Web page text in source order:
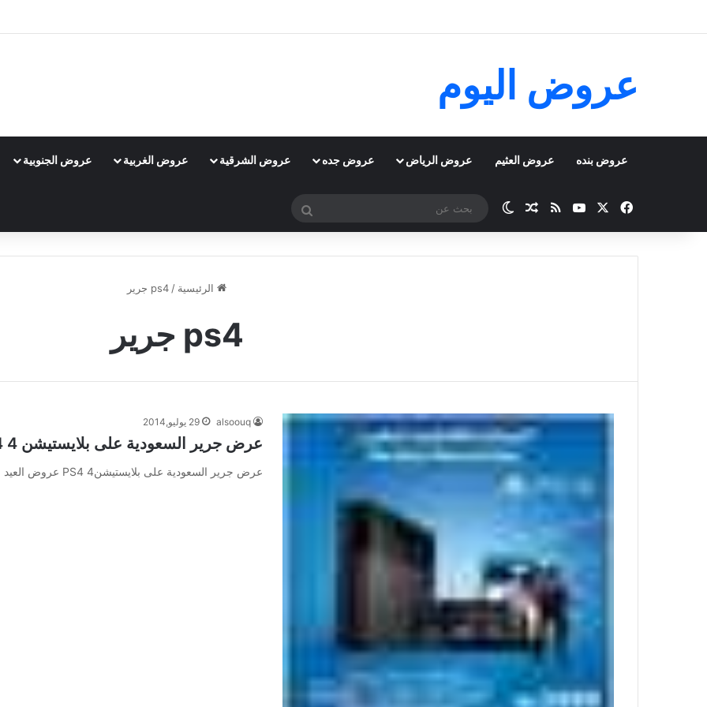
عروض اليوم
عروض بنده عروض العثيم عروض الرياض عروض جده عروض الشرقية عروض الغربية عروض الجنوبية
فيسبوك ‫YouTubeملخص الموقع RSS
مقال عشوائي
الوضع المظلم
بحث
الرئيسية / ps4 جرير
ps4 جرير
alsoouq 29 يوليو,2014
عرض جرير السعودية على بلايستيشن 4 PS4
عرض جرير السعودية على بلايستيشن4 PS4 عروض العيد من جرير السعودية